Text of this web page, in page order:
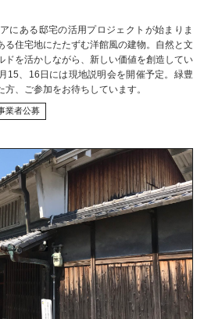
にある邸宅の活用プロジェクトが始まりま
る住宅地にたたずむ洋館風の建物。自然と文
ドを活かしながら、新しい価値を創造してい
15、16日には現地説明会を開催予定。緑豊
、ご参加をお待ちしています。
業者公募